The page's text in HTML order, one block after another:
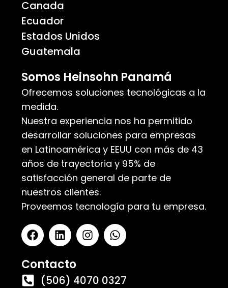
Canada
Ecuador
Estados Unidos
Guatemala
Somos Heinsohn Panamá
Ofrecemos soluciones tecnológicas a la
medida.
Nuestra experiencia nos ha permitido
desarrollar soluciones para empresas
en Latinoamérica y EEUU con más de 43
años de trayectoria y 95% de
satisfacción general de parte de
nuestros clientes.
Proveemos tecnología para tu empresa.
Contacto
(506) 4070 0327